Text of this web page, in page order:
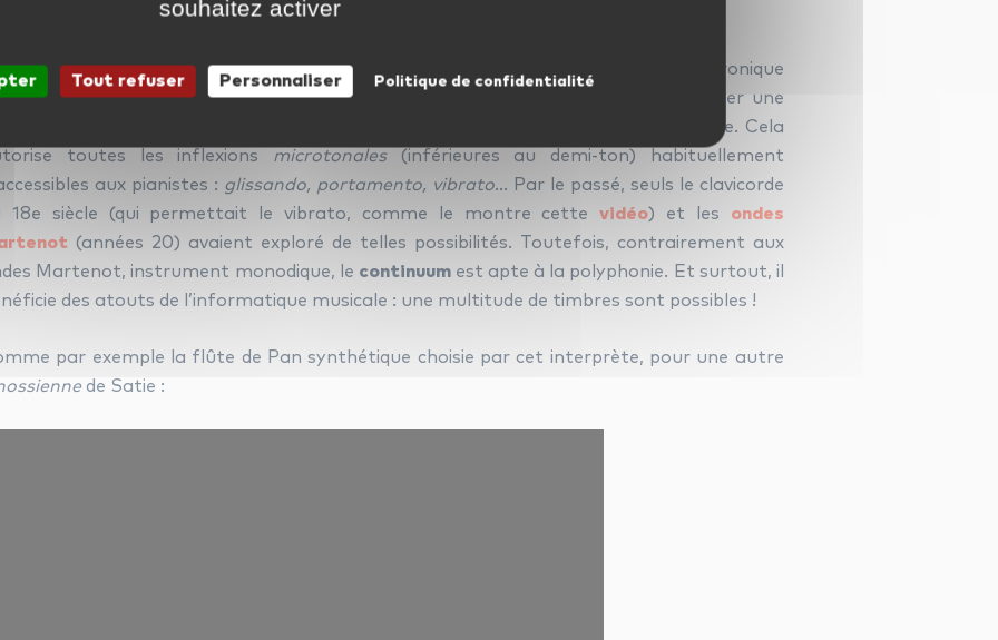
: Le continuum à touches
au point au cours des années 90 par Lippold Haken, cet instrument électronique
le jeu sur clavier ! En effet, comme son nom l’indique, il permet de jouer une
de notes, y compris «entre les touches», à l’instar des violonistes par exemple. Cela
toutes les inflexions
microtonales(inférieures au demi-ton) habituellement
aux pianistes : glissando, portamento, vibrato… Par le passé, seuls le clavicorde
18e siècle (qui permettait le vibrato, comme le montre cettevidéo) et les ondes
(années 20) avaient exploré de telles possibilités. Toutefois, contrairement aux
Martenot, instrument monodique, le continuumest apte à la polyphonie. Et surtout, il
des atouts de l’informatique musicale : une multitude de timbres sont possibles !
par exemple la flûte de Pan synthétique choisie par cet interprète, pour une autre
de Satie :
souhaitez activer
Tout refuser Personnaliser Politique de confidentialité